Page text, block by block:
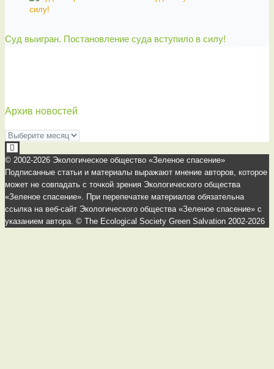
Суд выигран. Постановление суда вступило в силу!
Архив новостей
Архив
новостей
© 2002-2026 Экологическое общество «Зеленое спасение»
Подписанные статьи и материалы выражают мнение авторов, которое
может не совпадать с точкой зрения Экологического общества
«Зеленое спасение». При перепечатке материалов обязательна
ссылка на веб-сайт Экологического общества «Зеленое спасение» с
указанием автора. © The Ecological Society Green Salvation 2002-2026